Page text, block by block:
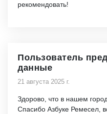
рекомендовать!
Пользователь
данные
21 августа 2025 г.
Здорово, что в нашем
Спасибо Азбуке Ремесел,